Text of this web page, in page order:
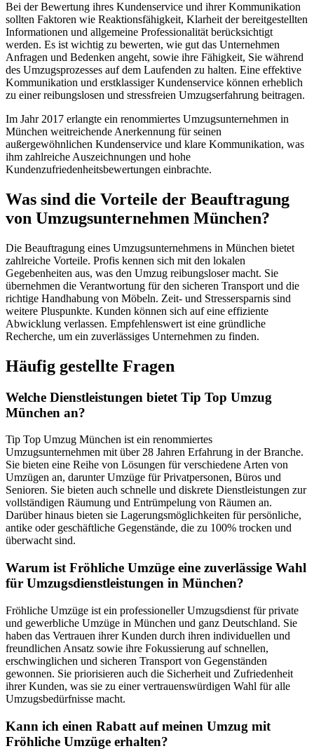
Bei der Bewertung ihres Kundenservice und ihrer Kommunikation
sollten Faktoren wie Reaktionsfähigkeit, Klarheit der bereitgestellten
Informationen und allgemeine Professionalität berücksichtigt
werden. Es ist wichtig zu bewerten, wie gut das Unternehmen
Anfragen und Bedenken angeht, sowie ihre Fähigkeit, Sie während
des Umzugsprozesses auf dem Laufenden zu halten. Eine effektive
Kommunikation und erstklassiger Kundenservice können erheblich
zu einer reibungslosen und stressfreien Umzugserfahrung beitragen.
Im Jahr 2017 erlangte ein renommiertes Umzugsunternehmen in
München weitreichende Anerkennung für seinen
außergewöhnlichen Kundenservice und klare Kommunikation, was
ihm zahlreiche Auszeichnungen und hohe
Kundenzufriedenheitsbewertungen einbrachte.
Was sind die Vorteile der Beauftragung
von Umzugsunternehmen München?
Die Beauftragung eines Umzugsunternehmens in München bietet
zahlreiche Vorteile. Profis kennen sich mit den lokalen
Gegebenheiten aus, was den Umzug reibungsloser macht. Sie
übernehmen die Verantwortung für den sicheren Transport und die
richtige Handhabung von Möbeln. Zeit- und Stressersparnis sind
weitere Pluspunkte. Kunden können sich auf eine effiziente
Abwicklung verlassen. Empfehlenswert ist eine gründliche
Recherche, um ein zuverlässiges Unternehmen zu finden.
Häufig gestellte Fragen
Welche Dienstleistungen bietet Tip Top Umzug
München an?
Tip Top Umzug München ist ein renommiertes
Umzugsunternehmen mit über 28 Jahren Erfahrung in der Branche.
Sie bieten eine Reihe von Lösungen für verschiedene Arten von
Umzügen an, darunter Umzüge für Privatpersonen, Büros und
Senioren. Sie bieten auch schnelle und diskrete Dienstleistungen zur
vollständigen Räumung und Entrümpelung von Räumen an.
Darüber hinaus bieten sie Lagerungsmöglichkeiten für persönliche,
antike oder geschäftliche Gegenstände, die zu 100% trocken und
überwacht sind.
Warum ist Fröhliche Umzüge eine zuverlässige Wahl
für Umzugsdienstleistungen in München?
Fröhliche Umzüge ist ein professioneller Umzugsdienst für private
und gewerbliche Umzüge in München und ganz Deutschland. Sie
haben das Vertrauen ihrer Kunden durch ihren individuellen und
freundlichen Ansatz sowie ihre Fokussierung auf schnellen,
erschwinglichen und sicheren Transport von Gegenständen
gewonnen. Sie priorisieren auch die Sicherheit und Zufriedenheit
ihrer Kunden, was sie zu einer vertrauenswürdigen Wahl für alle
Umzugsbedürfnisse macht.
Kann ich einen Rabatt auf meinen Umzug mit
Fröhliche Umzüge erhalten?